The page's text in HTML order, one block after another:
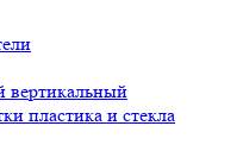
вертикальный
пластика и стекла